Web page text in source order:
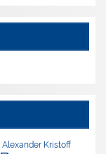
Alexander Kristoff